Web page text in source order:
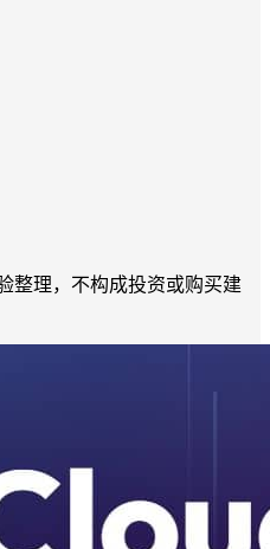
整理，不构成投资或购买建